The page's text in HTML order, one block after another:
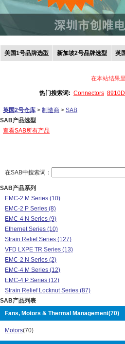
美国1号品牌选型 新加坡2号品牌选型 英
在本站结果
热门搜索词: Connectors
英国2号仓库 > 制造商 > SAB
SAB产品选型
查看SAB所有产品
在SAB中搜索词：
SAB产品系列
EMC-2 M Series (10)
EMC-2 P Series (8)
EMC-4 N Series (9)
Ethernet Series (10)
Strain Relief Series (127)
VFD LXPE TR Series (13)
EMC-2 N Series (2)
EMC-4 M Series (12)
EMC-4 P Series (12)
Strain Relief Locknut Series (87)
VFD Lean TR Series (9)
SAB产品列表
Fans, Motors & Thermal Management(70)
Motors(70)